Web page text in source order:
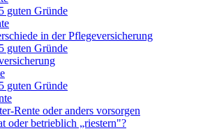
guten Gründe
in der Pflegeversicherung
guten Gründe
guten Gründe
Rente oder anders vorsorgen
oder betrieblich „riestern"?